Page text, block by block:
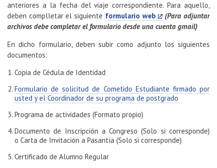
anteriores a la fecha del viaje correspondiente. Para aquello,
deben complletar el siguiente formulario web
(Para adjuntar
archivos debe completar el formulario desde una cuenta gmail)
En dicho formulario, deben subir como adjunto los siguientes
documentos:
Copia de Cédula de Identidad
Formulario de solicitud de Cometido Estudiante firmado por
usted y el Coordinador de su programa de postgrado
Programa de actividades (Formato propio)
Documento de Inscripción a Congreso (Solo si corresponde)
o Carta de Invitación a Pasantía (Solo si corresponde)
Certificado de Alumno Regular